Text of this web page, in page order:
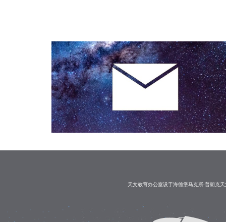
天文教育办公室设于海德堡马克斯·普朗克